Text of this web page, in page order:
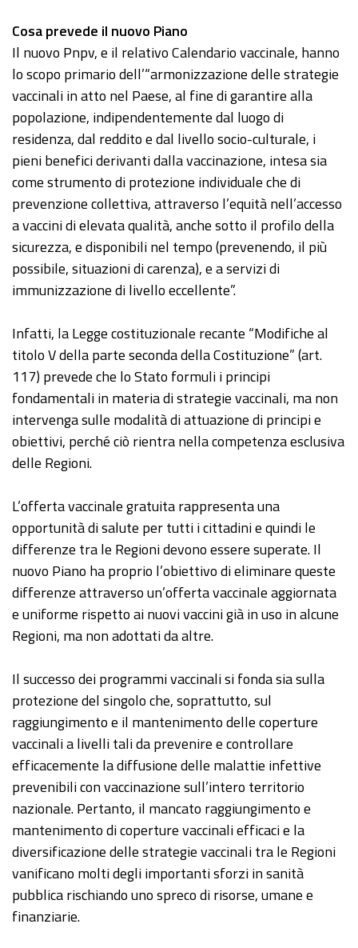
Cosa prevede il nuovo Piano
Il nuovo Pnpv, e il relativo Calendario vaccinale, hanno
lo scopo primario dell’“armonizzazione delle strategie
vaccinali in atto nel Paese, al fine di garantire alla
popolazione, indipendentemente dal luogo di
residenza, dal reddito e dal livello socio-culturale, i
pieni benefici derivanti dalla vaccinazione, intesa sia
come strumento di protezione individuale che di
prevenzione collettiva, attraverso l’equità nell’accesso
a vaccini di elevata qualità, anche sotto il profilo della
sicurezza, e disponibili nel tempo (prevenendo, il più
possibile, situazioni di carenza), e a servizi di
immunizzazione di livello eccellente”.
Infatti, la Legge costituzionale recante “Modifiche al
titolo V della parte seconda della Costituzione” (art.
117) prevede che lo Stato formuli i principi
fondamentali in materia di strategie vaccinali, ma non
intervenga sulle modalità di attuazione di principi e
obiettivi, perché ciò rientra nella competenza esclusiva
delle Regioni.
L’offerta vaccinale gratuita rappresenta una
opportunità di salute per tutti i cittadini e quindi le
differenze tra le Regioni devono essere superate. Il
nuovo Piano ha proprio l’obiettivo di eliminare queste
differenze attraverso un’offerta vaccinale aggiornata
e uniforme rispetto ai nuovi vaccini già in uso in alcune
Regioni, ma non adottati da altre.
Il successo dei programmi vaccinali si fonda sia sulla
protezione del singolo che, soprattutto, sul
raggiungimento e il mantenimento delle coperture
vaccinali a livelli tali da prevenire e controllare
efficacemente la diffusione delle malattie infettive
prevenibili con vaccinazione sull’intero territorio
nazionale. Pertanto, il mancato raggiungimento e
mantenimento di coperture vaccinali efficaci e la
diversificazione delle strategie vaccinali tra le Regioni
vanificano molti degli importanti sforzi in sanità
pubblica rischiando uno spreco di risorse, umane e
finanziarie.